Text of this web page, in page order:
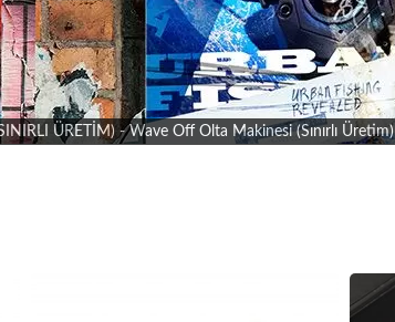
ÜRETİM) - Wave Off Olta Makinesi (Sınırlı Üretim)